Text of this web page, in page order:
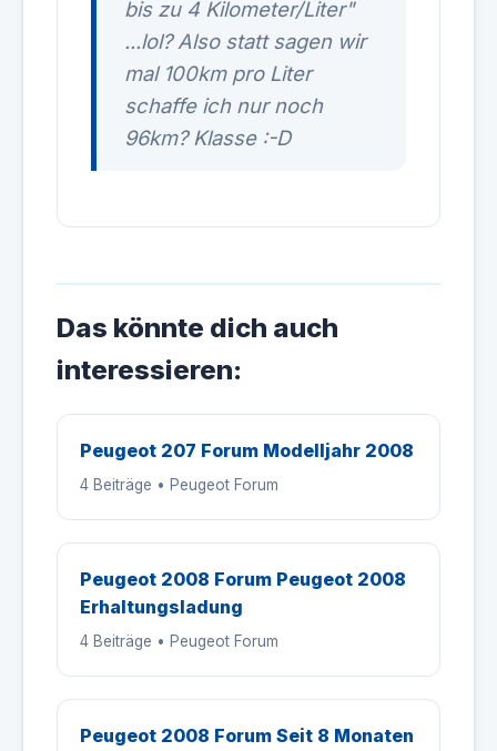
bis zu 4 Kilometer/Liter"
...lol? Also statt sagen wir
mal 100km pro Liter
schaffe ich nur noch
96km? Klasse :-D
Das könnte dich auch
interessieren:
Peugeot 207 Forum Modelljahr 2008
4 Beiträge • Peugeot Forum
Peugeot 2008 Forum Peugeot 2008
Erhaltungsladung
4 Beiträge • Peugeot Forum
Peugeot 2008 Forum Seit 8 Monaten